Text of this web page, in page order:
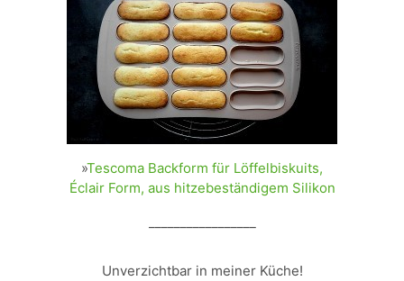
»Tescoma Backform für Löffelbiskuits,
Éclair Form, aus hitzebeständigem Silikon
Unverzichtbar in meiner Küche!